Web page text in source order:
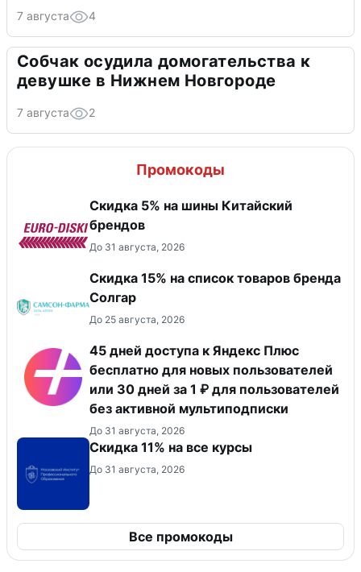
7 августа 4
Собчак осудила домогательства к
девушке в Нижнем Новгороде
7 августа 2
Промокоды
​Скидка 5% на шины Китайский
брендов
До 31 августа, 2026
Скидка 15% на список товаров бренда
Солгар
До 25 августа, 2026
45 дней доступа к Яндекс Плюс
бесплатно для новых пользователей
или 30 дней за 1 ₽ для пользователей
без активной мультиподписки
До 31 августа, 2026
Скидка 11% на все курсы
До 31 августа, 2026
Все промокоды